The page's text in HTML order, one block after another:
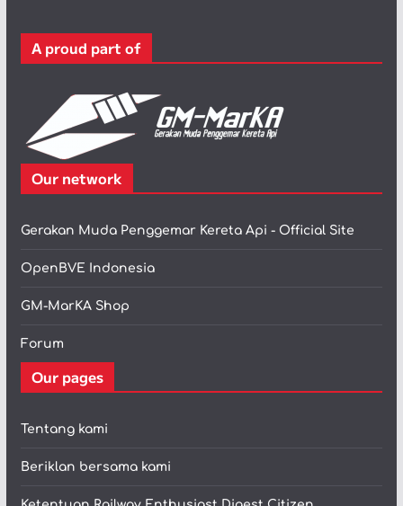
r
A proud part of
Our network
Gerakan Muda Penggemar Kereta Api - Official Site
OpenBVE Indonesia
GM-MarKA Shop
Forum
Our pages
Tentang kami
Beriklan bersama kami